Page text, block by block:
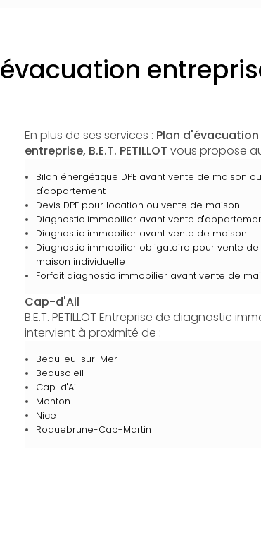
En plus de ses services : Plan d'évacuation
entreprise, B.E.T. PETILLOT vous propose
Bilan énergétique DPE avant vente de maison ou
d'appartement
Devis DPE pour location ou vente de maison
Diagnostic immobilier avant vente
Diagnostic immobilier avant vente de maison
Diagnostic immobilier obligatoire pour vente de
maison individuelle
Forfait diagnostic immobilier avant vente de
Cap-d'Ail
B.E.T. PETILLOT Entreprise de diagnostic
intervient à proximité de :
Beaulieu-sur-Mer
Beausoleil
Cap-d'Ail
Menton
Nice
Roquebrune-Cap-Martin